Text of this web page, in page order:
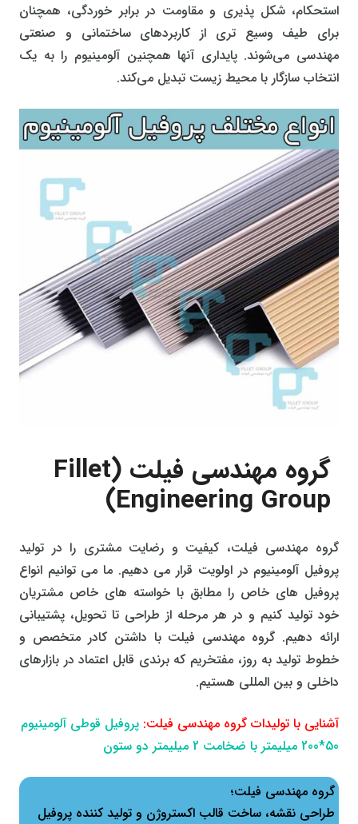
استحکام، شکل‌ پذیری و مقاومت در برابر خوردگی، همچنان
برای طیف وسیع‌ تری از کاربردهای ساختمانی و صنعتی
مهندسی می‌شوند. پایداری آنها همچنین آلومینیوم را به یک
انتخاب سازگار با محیط زیست تبدیل می‌کند.
گروه مهندسی فیلت (Fillet
Engineering Group)
گروه مهندسی فیلت، کیفیت و رضایت مشتری را در تولید
پروفیل آلومینیوم در اولویت قرار می دهیم. ما می توانیم انواع
پروفیل های خاص را مطابق با خواسته های خاص مشتریان
خود تولید کنیم و در هر مرحله از طراحی تا تحویل، پشتیبانی
ارائه دهیم. گروه مهندسی فیلت با داشتن کادر متخصص و
خطوط تولید به روز، مفتخریم که برندی قابل اعتماد در بازارهای
داخلی و بین المللی هستیم.
آشنایی با تولیدات گروه مهندسی فیلت: پروفیل قوطی آلومینیوم
50*200 میلیمتر با ضخامت 2 میلیمتر دو ستون
گروه مهندسی فیلت؛
طراحی نقشه، ساخت قالب اكستروژن و تولید كننده پروفیل